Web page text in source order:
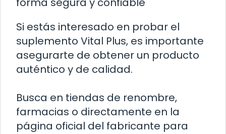
Si estás interesado en probar el
suplemento Vital Plus, es importante
asegurarte de obtener un producto
auténtico y de calidad.
Busca en tiendas de renombre,
farmacias o directamente en la
página oficial del fabricante para